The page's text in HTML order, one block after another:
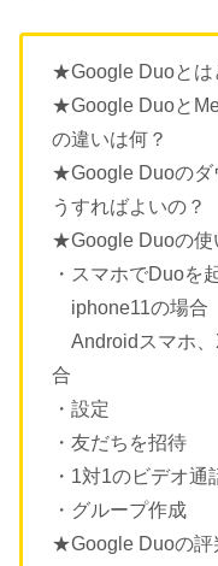
★Google Duoとは
★Google Duoと
の違いは何？
★Google Duoのダ
うすればよいの？
★Google Duoの使
・スマホでDuoを
iphone11の場合
Androidスマホ
合
・設定
・友だちを招待
・1対1のビデオ通
・グループ作成
★Google Duoの評